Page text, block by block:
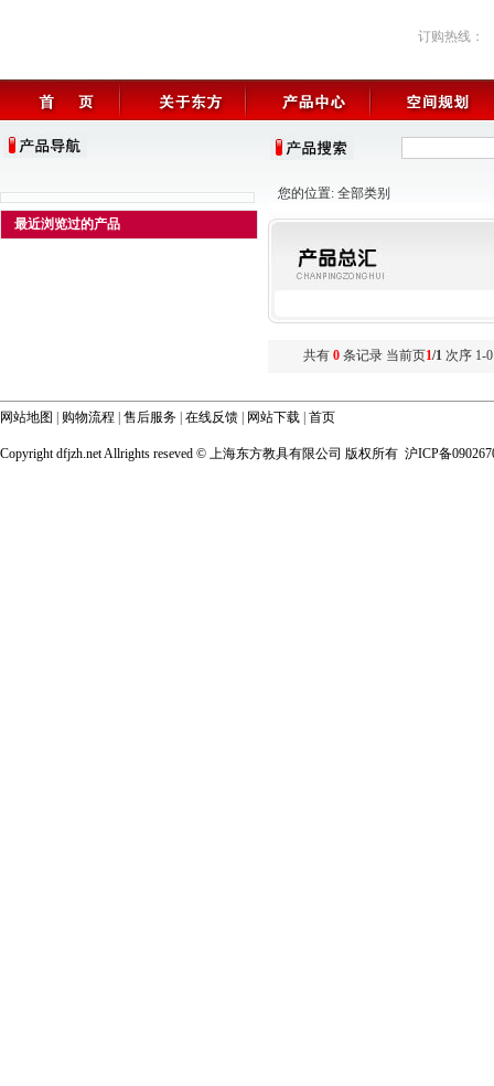
订购热线：
最近浏览过的产品
您的位置: 全部类别
共有0 条记录 当前页1/1 次序 1-0
网站地图 购物流程 售后服务 在线反馈 网站下载 首页
Copyright dfjzh.net Allrights reseved © 上海东方教具有限公司 版权所有 沪ICP备